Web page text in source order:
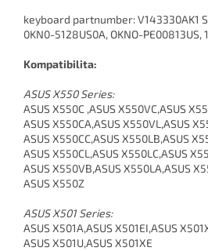
keyboard partnumber: V143330AK1
0KN0-5128US0A, OKNO-PE00813US,
Kompatibilita:
ASUS X550 Series:
ASUS X550C ,ASUS X550VC,ASUS
ASUS X550CA,ASUS X550VL,ASUS
ASUS X550CC,ASUS X550LB,ASUS
ASUS X550CL,ASUS X550LC,ASUS
ASUS X550VB,ASUS X550LA,ASUS
ASUS X550Z
ASUS X501 Series:
ASUS X501A,ASUS X501EI,ASUS
ASUS X501U,ASUS X501XE